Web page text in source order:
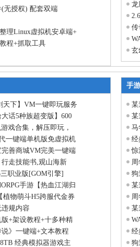
无授权) 配套双端
理Linux虚拟机安卓端+
程+抓取工具
龙
传
玄
天下】VM一键即玩服务
话5种族超变版】600
戏合集，解压即玩，
一键端单机版免虚拟机
善商城VM完美一键端
走技能书,观山海新
职业版[GOM引擎]
手游【热血江湖归
物萌斗H5跨服代金券
规内容
+架设教程+十多种精
》一键端+文本教程
经典模拟器游戏主
手
某
某
马
经
惊
狗
某
某
经
狗